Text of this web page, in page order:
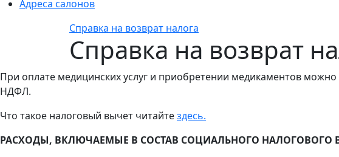
Адреса салонов
Справка на возврат налога
Справка на возврат
При оплате медицинских услуг и приобретении медикаментов
НДФЛ.
Что такое налоговый вычет читайтездесь.
РАСХОДЫ, ВКЛЮЧАЕМЫЕ В СОСТАВ СОЦИАЛЬНОГО НАЛОГОВОГО